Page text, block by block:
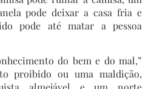
pode deixar a casa fria e
pode até matar a pessoa
do bem e do mal,”
proibido ou uma maldição,